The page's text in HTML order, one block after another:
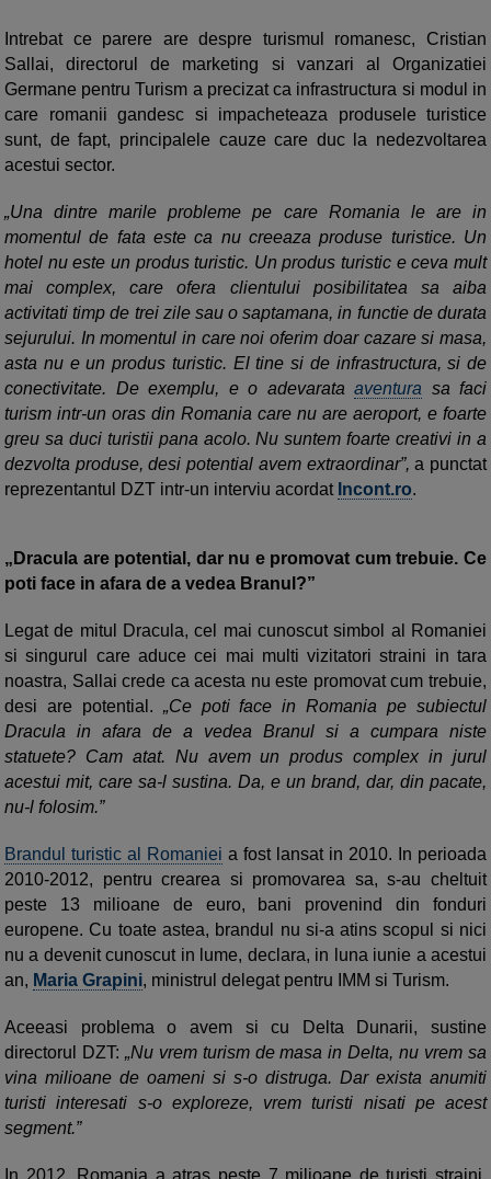
Intrebat ce parere are despre turismul romanesc, Cristian
Sallai, directorul de marketing si vanzari al Organizatiei
Germane pentru Turism a precizat ca infrastructura si modul in
care romanii gandesc si impacheteaza produsele turistice
sunt, de fapt, principalele cauze care duc la nedezvoltarea
acestui sector.
„Una dintre marile probleme pe care Romania le are in
momentul de fata este ca nu creeaza produse turistice. Un
hotel nu este un produs turistic. Un produs turistic e ceva mult
mai complex, care ofera clientului posibilitatea sa aiba
activitati timp de trei zile sau o saptamana, in functie de durata
sejurului. In momentul in care noi oferim doar cazare si masa,
asta nu e un produs turistic. El tine si de infrastructura, si de
conectivitate. De exemplu, e o adevarata aventura sa faci
turism intr-un oras din Romania care nu are aeroport, e foarte
greu sa duci turistii pana acolo. Nu suntem foarte creativi in a
dezvolta produse, desi potential avem extraordinar”, a punctat
reprezentantul DZT intr-un interviu acordat Incont.ro.
„Dracula are potential, dar nu e promovat cum trebuie. Ce
poti face in afara de a vedea Branul?”
Legat de mitul Dracula, cel mai cunoscut simbol al Romaniei
si singurul care aduce cei mai multi vizitatori straini in tara
noastra, Sallai crede ca acesta nu este promovat cum trebuie,
desi are potential. „Ce poti face in Romania pe subiectul
Dracula in afara de a vedea Branul si a cumpara niste
statuete? Cam atat. Nu avem un produs complex in jurul
acestui mit, care sa-l sustina. Da, e un brand, dar, din pacate,
nu-l folosim.”
Brandul turistic al Romaniei a fost lansat in 2010. In perioada
2010-2012, pentru crearea si promovarea sa, s-au cheltuit
peste 13 milioane de euro, bani provenind din fonduri
europene. Cu toate astea, brandul nu si-a atins scopul si nici
nu a devenit cunoscut in lume, declara, in luna iunie a acestui
an, Maria Grapini, ministrul delegat pentru IMM si Turism.
Aceeasi problema o avem si cu Delta Dunarii, sustine
directorul DZT: „Nu vrem turism de masa in Delta, nu vrem sa
vina milioane de oameni si s-o distruga. Dar exista anumiti
turisti interesati s-o exploreze, vrem turisti nisati pe acest
segment.”